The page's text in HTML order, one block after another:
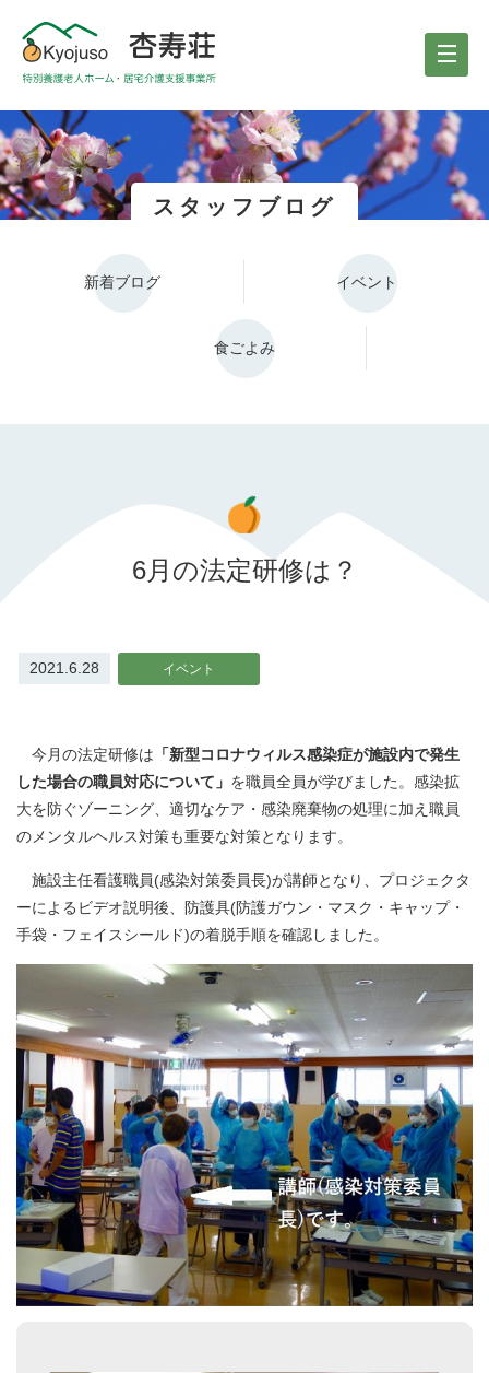
スタッフブログ
新着ブログ イベント
食ごよみ
6月の法定研修は？
2021.6.28 イベント
今月の法定研修は 「新型コロナウィルス感染症が施設内で発生
した場合の職員対応について」 を職員全員が学びました。感染拡
大を防ぐゾーニング、適切なケア・感染廃棄物の処理に加え職員
のメンタルヘルス対策も重要な対策となります。
施設主任看護職員(感染対策委員長)が講師となり、プロジェクタ
ーによるビデオ説明後、防護具(防護ガウン・マスク・キャップ・
手袋・フェイスシールド)の着脱手順を確認しました。